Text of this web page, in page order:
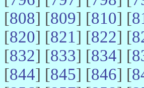
[808] [809] [810] [
[820] [821] [822] [
[832] [833] [834] [
[844] [845] [846] [